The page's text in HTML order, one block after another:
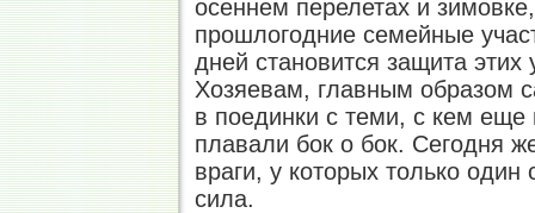
осеннем перелетах и
прошлогодние семейные
дней становится защита
Хозяевам, главным образом
в поединки с теми, с кем еще
плавали бок о бок. Сегодня
враги, у которых только
сила.